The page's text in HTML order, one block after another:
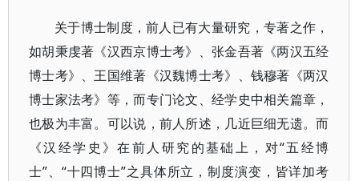
关于博士制度，前人已有大量研究，专著之作，
如胡秉虔著《汉西京博士考》、张金吾著《两汉五经
博士考》、王国维著《汉魏博士考》、钱穆著《两汉
博士家法考》等，而专门论文、经学史中相关篇章，
也极为丰富。可以说，前人所述，几近巨细无遗。而
《汉经学史》在前人研究的基础上，对“五经博
士”、“十四博士”之具体所立，制度演变，皆详加考